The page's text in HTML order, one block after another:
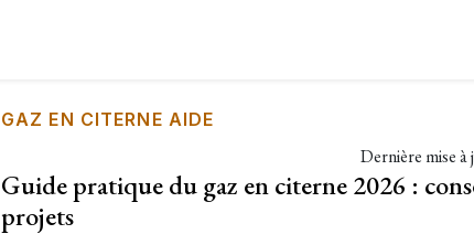
GAZ EN CITERNE AIDE
Dernière mise à
Guide pratique du gaz en citerne 2026 :
projets